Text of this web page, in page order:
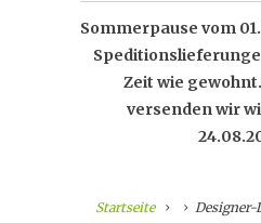
Sommerpause vom
Zeit wie
versenden wir
Startseite Designer-